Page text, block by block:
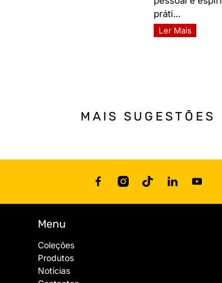
práti...
Ler Mais
MAIS SUGESTÕES
Menu
Coleções
Produtos
Notícias